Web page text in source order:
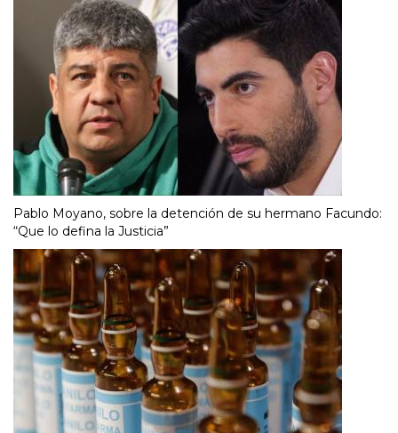
Pablo Moyano, sobre la detención de su hermano Facundo:
“Que lo defina la Justicia”